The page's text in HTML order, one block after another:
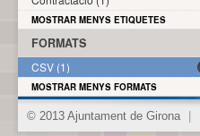
MOSTRAR MENYS ETIQUETES
FORMATS
CSV (1)
MOSTRAR MENYS FORMATS
© 2013 Ajuntament de Girona